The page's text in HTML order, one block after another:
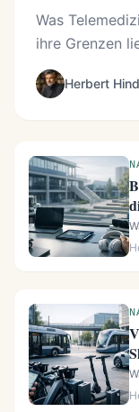
Was
ihre Grenzen
sich von einer
festenHerbert